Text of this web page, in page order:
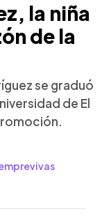
la niña
de la
se graduó
de El